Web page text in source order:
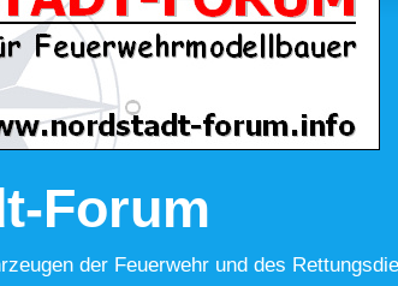
Forum
der Feuerwehr und des